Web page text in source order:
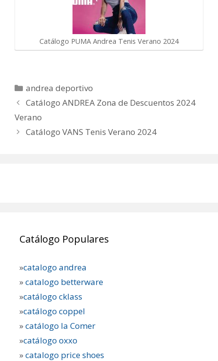
Catálogo PUMA Andrea Tenis Verano 2024
Categorías
andrea deportivo
Catálogo ANDREA Zona de Descuentos 2024
Verano
Catálogo VANS Tenis Verano 2024
Catálogo Populares
»catalogo andrea
»catalogo betterware
»catálogo cklass
»catálogo coppel
»catálogo la Comer
»catálogo oxxo
»catalogo price shoes